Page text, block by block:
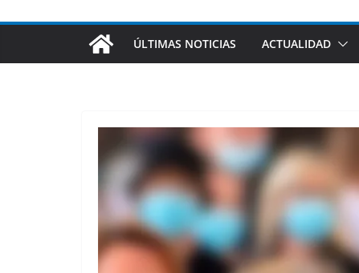
ÚLTIMAS NOTICIAS ACTUALIDAD